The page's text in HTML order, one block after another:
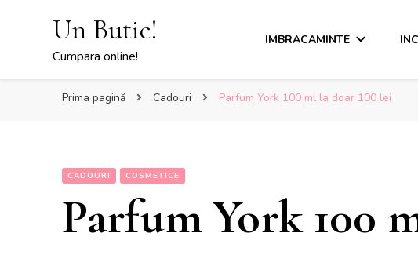
Un Butic!
Cumpara online!
IMBRACAMINTE
Prima pagină Cadouri Parfum York 100 ml la doar 100 lei
CADOURI COSMETICE
Parfum York 100